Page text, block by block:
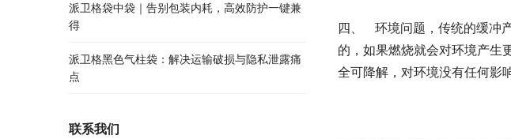
四、   环境问题，传统的缓
的，如果燃烧就会对环境产生
全可降解，对环境没有任何影响
派卫格袋中袋｜告别包装内耗，高效防护一键兼
得
派卫格黑色气柱袋：解决运输破损与隐私泄露痛
点
联系我们